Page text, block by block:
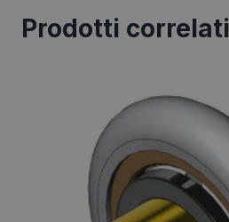
Prodotti correlati